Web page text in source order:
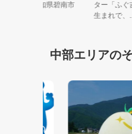
！創業の地、愛知県碧南市
ター
生まれ
中部エリアの